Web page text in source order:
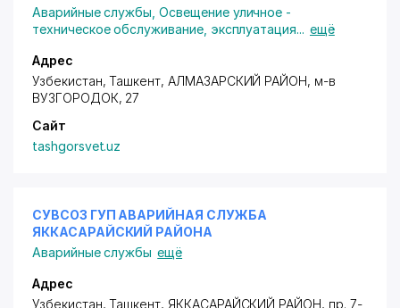
Аварийные службы ,Освещение уличное -
техническое обслуживание, эксплуатация... ещё
Адрес
Узбекистан, Ташкент, АЛМАЗАРСКИЙ РАЙОН, м-в
ВУЗГОРОДОК, 27
Сайт
tashgorsvet.uz
СУВСОЗ ГУП АВАРИЙНАЯ СЛУЖБА
ЯККАСАРАЙСКИЙ РАЙОНА
Аварийные службы ещё
Адрес
Узбекистан, Ташкент, ЯККАСАРАЙСКИЙ РАЙОН, пр. 7-